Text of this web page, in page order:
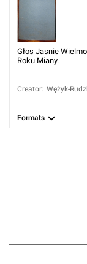
Głos Jasnie
Roku Miany.
Creator: Wężyk-
Formats